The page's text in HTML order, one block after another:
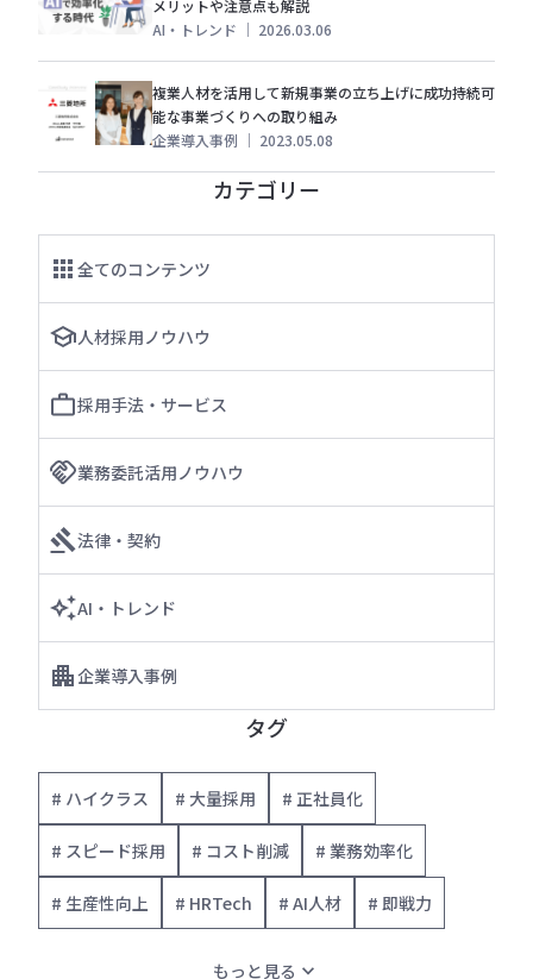
メリットや注意点も解説
AI・トレンド ｜ 2026.03.06
複業人材を活用して新規事業の立ち上げに成功持続可
能な事業づくりへの取り組み
企業導入事例 ｜ 2023.05.08
カテゴリー
全てのコンテンツ
人材採用ノウハウ
採用手法・サービス
業務委託活用ノウハウ
法律・契約
AI・トレンド
企業導入事例
タグ
# ハイクラス # 大量採用 # 正社員化
# スピード採用 # コスト削減 # 業務効率化
# 生産性向上 # HRTech # AI人材 # 即戦力
もっと見る expand_more